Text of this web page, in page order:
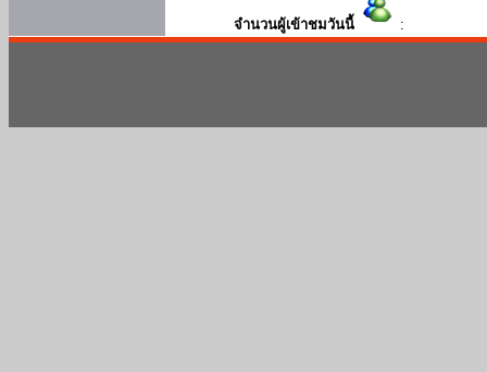
จำนวนผู้เข้าชมวันนี้ :